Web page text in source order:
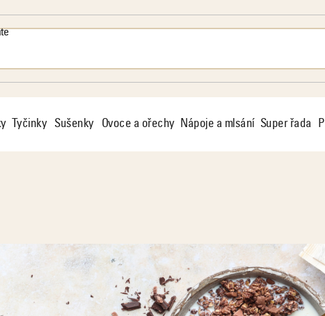
Tyčinky Sušenky Ovoce a ořechy Nápoje a mlsání Super řada